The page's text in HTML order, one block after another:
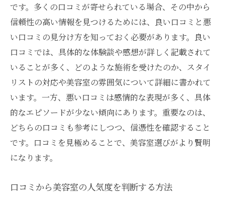
です。多くの口コミが寄せられている場合、その中から
信頼性の高い情報を見つけるためには、良い口コミと悪
い口コミの見分け方を知っておく必要があります。良い
口コミでは、具体的な体験談や感想が詳しく記載されて
いることが多く、どのような施術を受けたのか、スタイ
リストの対応や美容室の雰囲気について詳細に書かれて
います。一方、悪い口コミは感情的な表現が多く、具体
的なエピソードが少ない傾向にあります。重要なのは、
どちらの口コミも参考にしつつ、信憑性を確認すること
です。口コミを見極めることで、美容室選びがより賢明
になります。
口コミから美容室の人気度を判断する方法